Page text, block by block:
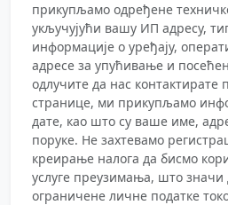
прикупљамо одређене
укључујући вашу ИП адресу,
информације о уређају,
адресе за упућивање и
одлучите да нас контактирате
странице, ми прикупљамо
дате, као што су ваше име,
поруке. Не захтевамо
креирање налога да бисмо
услуге преузимања, што
ограничене личне податке